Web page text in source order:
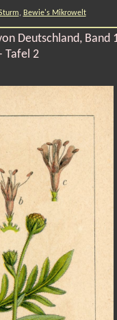
, Bewie's Mikrowelt
Deutschland, Band
Tafel 2